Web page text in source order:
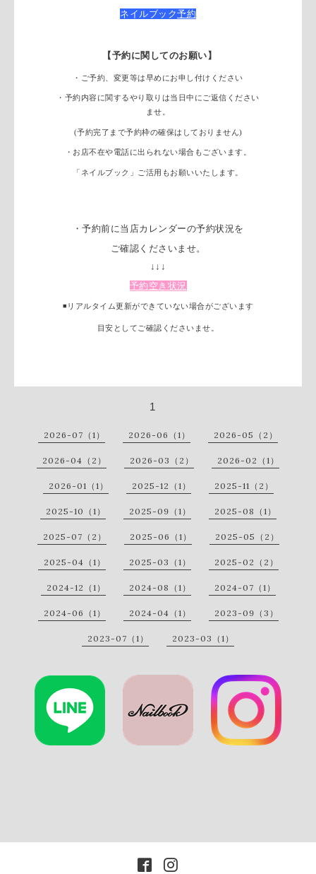
ネイルブック予約
【予約に関してのお願い】
・ご予約、変更等は早めにお申し付けください
・予約内容に関するやり取りは当日中にご返信ください
ませ。
(予約完了まで予約枠の確保はしておりません)
・お店不在や電話に出られない場合もございます。
「ネイルブック」ご活用もお願いいたします。
・予約前に当店カレンダーの予約状況を
ご確認くださいませ。
↓↓↓
予約空き状況
◾️リアルタイム更新ができていない場合がございます
目安としてご確認くださいませ。
1
2026-07（1） 2026-06（1） 2026-05（2）
2026-04（2） 2026-03（2） 2026-02（1）
2026-01（1） 2025-12（1） 2025-11（2）
2025-10（1） 2025-09（1） 2025-08（1）
2025-07（2） 2025-06（1） 2025-05（2）
2025-04（1） 2025-03（1） 2025-02（2）
2024-12（1） 2024-08（1） 2024-07（1）
2024-06（1） 2024-04（1） 2023-09（3）
2023-07（1） 2023-03（1）